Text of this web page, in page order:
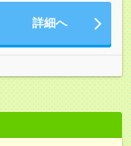
詳細へ